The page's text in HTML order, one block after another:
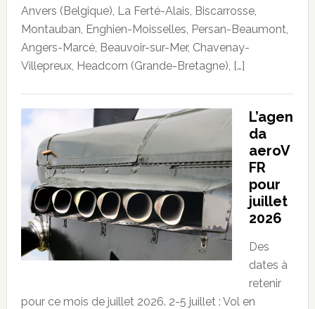
Anvers (Belgique), La Ferté-Alais, Biscarrosse,
Montauban, Enghien-Moisselles, Persan-Beaumont,
Angers-Marcé, Beauvoir-sur-Mer, Chavenay-
Villepreux, Headcorn (Grande-Bretagne), […]
L’agen
da
aeroV
FR
pour
juillet
2026
Des
dates à
retenir
pour ce mois de juillet 2026. 2-5 juillet : Vol en